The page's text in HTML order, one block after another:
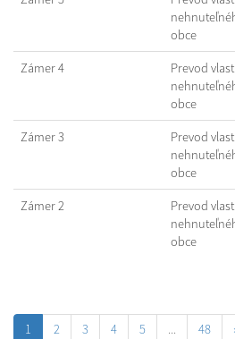
obce
Zámer 4
Prevod
obce
Zámer 3
Prevod
obce
Zámer 2
Prevod
obce
1 2 3 4 5 ... 48